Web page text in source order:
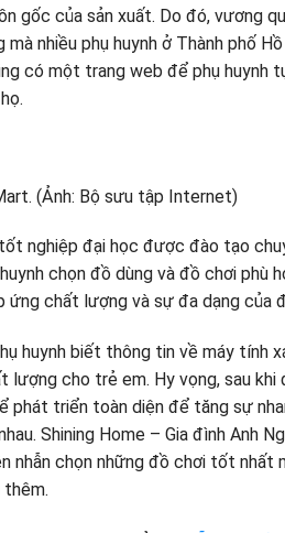
gốc của sản xuất. Do đó, vương
nhiều phụ huynh ở Thành phố
có một trang web để phụ huynh
nghiệp đại học được đào tạo
chọn đồ dùng và đồ chơi phù
ứng chất lượng và sự đa dạng của
huynh biết thông tin về máy tính
cho trẻ em. Hy vọng, sau
phát triển toàn diện để tăng sự
Shining Home – Gia đình Anh
nhẫn chọn những đồ chơi tốt nhất
thêm.